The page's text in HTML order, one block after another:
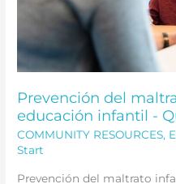
Quality
Start
Prevención del
educación infantil -
COMMUNITY RESOURCES,
Start
Prevención del maltrato